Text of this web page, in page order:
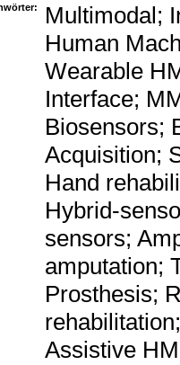
Multimodal;
Human
Wearable
Interface;
Biosensors;
Acquisition;
Hand
Hybrid-
sensors;
amputation;
Prosthesis;
Assistive